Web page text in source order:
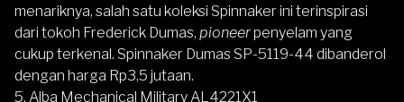
menariknya, salah satu koleksi Spinnaker ini terinspirasi
dari tokoh Frederick Dumas, pioneerpenyelam yang
cukup terkenal. Spinnaker Dumas SP-5119-44 dibanderol
dengan harga Rp3,5 jutaan.
5. Alba Mechanical Military AL4221X1